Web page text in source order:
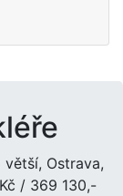
Ostrava,
/ 369 130,-